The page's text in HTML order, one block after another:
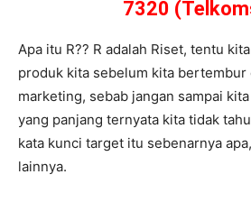
7320
Apa itu R?? R adalah Riset, tentu
produk kita sebelum kita
marketing, sebab jangan sampai
yang panjang ternyata kita tidak
kata kunci target itu sebenarnya
lainnya.